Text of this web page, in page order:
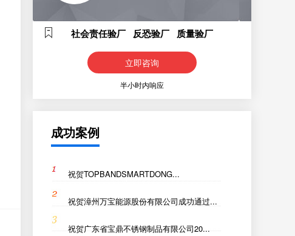
社会责任验厂 反恐验厂 质量验厂
立即咨询
半小时内响应
成功案例
祝贺TOPBANDSMARTDONG...
祝贺漳州万宝能源股份有限公司成功通过...
祝贺广东省宝鼎不锈钢制品有限公司20...